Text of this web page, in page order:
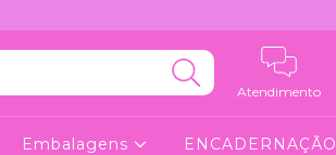
Atendimento
Embalagens ENCADERNAÇÃO